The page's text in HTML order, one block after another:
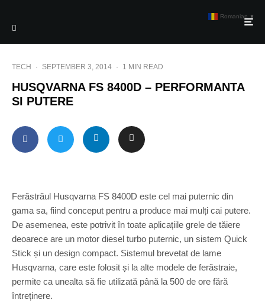
TECH · SEPTEMBER 3, 2014 · 1 MIN READ
HUSQVARNA FS 8400D – PERFORMANTA
SI PUTERE
Ferăstrăul Husqvarna FS 8400D este cel mai puternic din
gama sa, fiind conceput pentru a produce mai mulți cai putere.
De asemenea, este potrivit în toate aplicațiile grele de tăiere
deoarece are un motor diesel turbo puternic, un sistem Quick
Stick și un design compact. Sistemul brevetat de lame
Husqvarna, care este folosit și la alte modele de ferăstraie,
permite ca unealta să fie utilizată până la 500 de ore fără
întreținere.
Romanian ▼